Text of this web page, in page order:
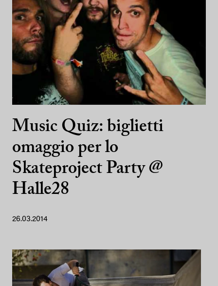
Music Quiz: biglietti
omaggio per lo
Skateproject Party @
Halle28
26.03.2014